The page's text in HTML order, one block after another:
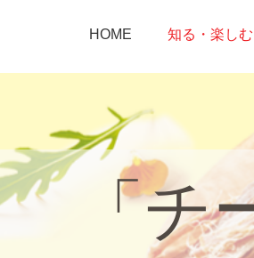
HOME 知る・楽しむ
「